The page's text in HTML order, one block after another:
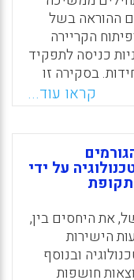
של
הקיומי בלמידה
במציאות
המשתנה תדיר של המאה ה-21. שלובים בו
ועשייה בכל
אורית
ההוראה בשל
הקריירה
כניסה לתפקיד
בסקירה זו
כניסה מהארץ
הקשורים
מגורמי
הוראה,
אחרים ( דזירה פז
קראו עוד...
על ידי
את היחסים בין,
הישירות
ובנוסף
חושפות